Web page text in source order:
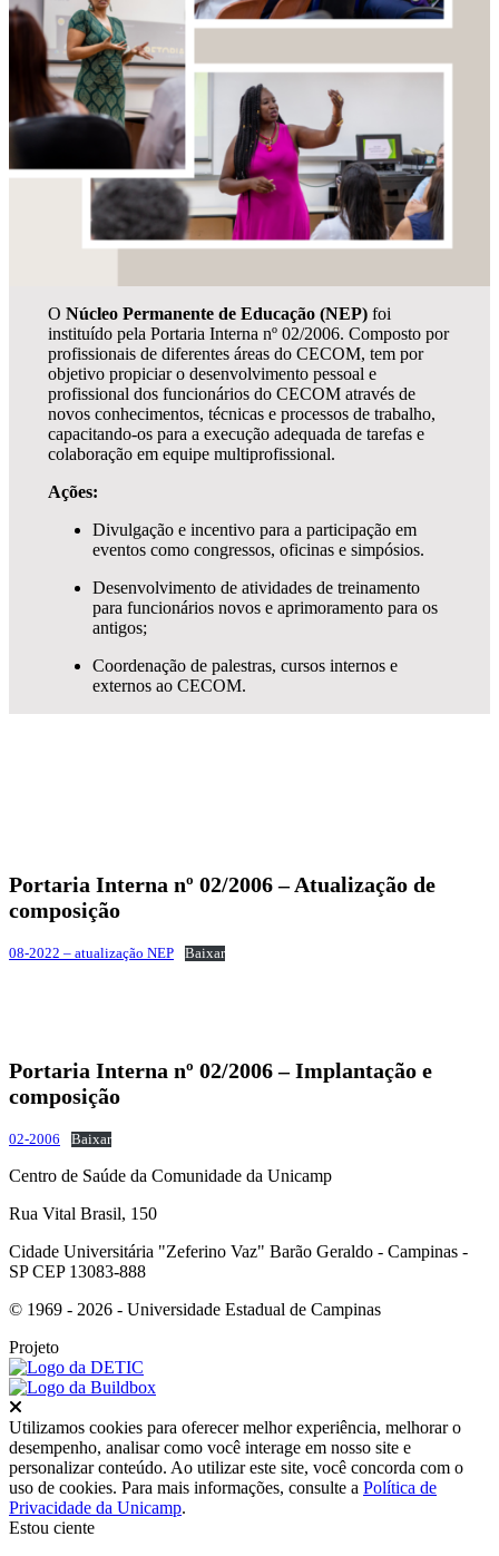
O Núcleo Permanente de Educação (NEP)foi
instituído pela Portaria Interna nº 02/2006. Composto por
profissionais de diferentes áreas do CECOM, tem por
objetivo propiciar o desenvolvimento pessoal e
profissional dos funcionários do CECOM através de
novos conhecimentos, técnicas e processos de trabalho,
capacitando-os para a execução adequada de tarefas e
colaboração em equipe multiprofissional.
Ações:
Divulgação e incentivo para a participação em
eventos como congressos, oficinas e simpósios.
Desenvolvimento de atividades de treinamento
para funcionários novos e aprimoramento para os
antigos;
Coordenação de palestras, cursos internos e
externos ao CECOM.
Portaria Interna nº 02/2006 – Atualização de
composição
08-2022 – atualização NEP Baixar
Portaria Interna nº 02/2006 – Implantação e
composição
02-2006 Baixar
Centro de Saúde da Comunidade da Unicamp
Rua Vital Brasil, 150
Cidade Universitária "Zeferino Vaz" Barão Geraldo - Campinas -
SP CEP 13083-888
© 1969 - 2026 - Universidade Estadual de Campinas
Projeto
Utilizamos cookies para oferecer melhor experiência, melhorar o
desempenho, analisar como você interage em nosso site e
personalizar conteúdo. Ao utilizar este site, você concorda com o
uso de cookies. Para mais informações, consulte a Política de
Privacidade da Unicamp.
Estou ciente